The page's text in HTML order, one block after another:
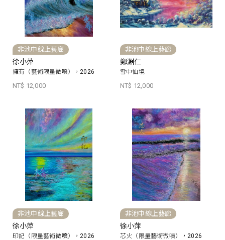
非池中線上藝廊
徐小萍
擁有（藝術限量微噴），2026
NT$ 12,000
非池中線上藝廊
鄭淵仁
雪中仙境
NT$ 12,000
非池中線上藝廊
徐小萍
印記（限量藝術微噴），2026
非池中線上藝廊
徐小萍
芯火（限量藝術微噴），2026